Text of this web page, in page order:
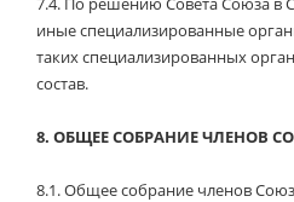
иные специализированные
таких специализированных
состав.
8. ОБЩЕЕ СОБРАНИЕ ЧЛЕНОВ
8.1.Общее собрание членов